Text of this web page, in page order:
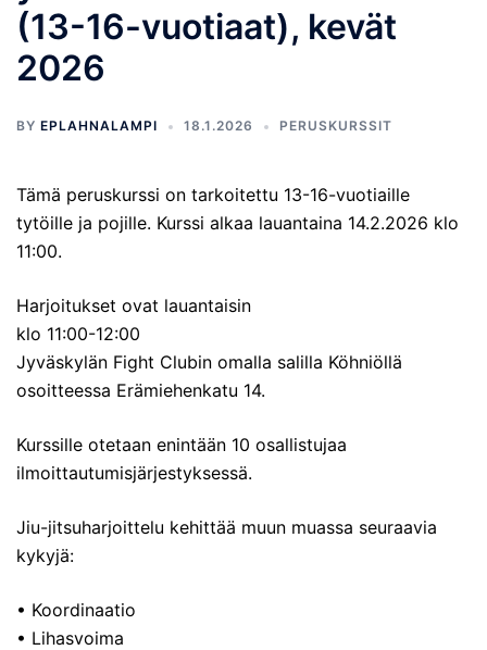
(13-16-vuotiaat), kevät
2026
BY EPLAHNALAMPI 18.1.2026 PERUSKURSSIT
Tämä peruskurssi on tarkoitettu 13-16-vuotiaille
tytöille ja pojille. Kurssi alkaa lauantaina 14.2.2026 klo
11:00.
Harjoitukset ovat lauantaisin
klo 11:00-12:00
Jyväskylän Fight Clubin omalla salilla Köhniöllä
osoitteessa Erämiehenkatu 14.
Kurssille otetaan enintään 10 osallistujaa
ilmoittautumisjärjestyksessä.
Jiu-jitsuharjoittelu kehittää muun muassa seuraavia
kykyjä:
• Koordinaatio
• Lihasvoima